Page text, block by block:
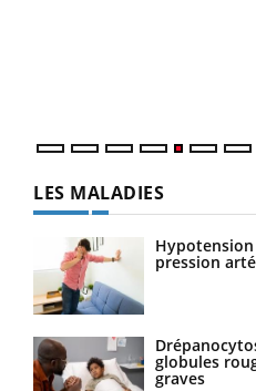
LES MALADIES
pression
globules
graves